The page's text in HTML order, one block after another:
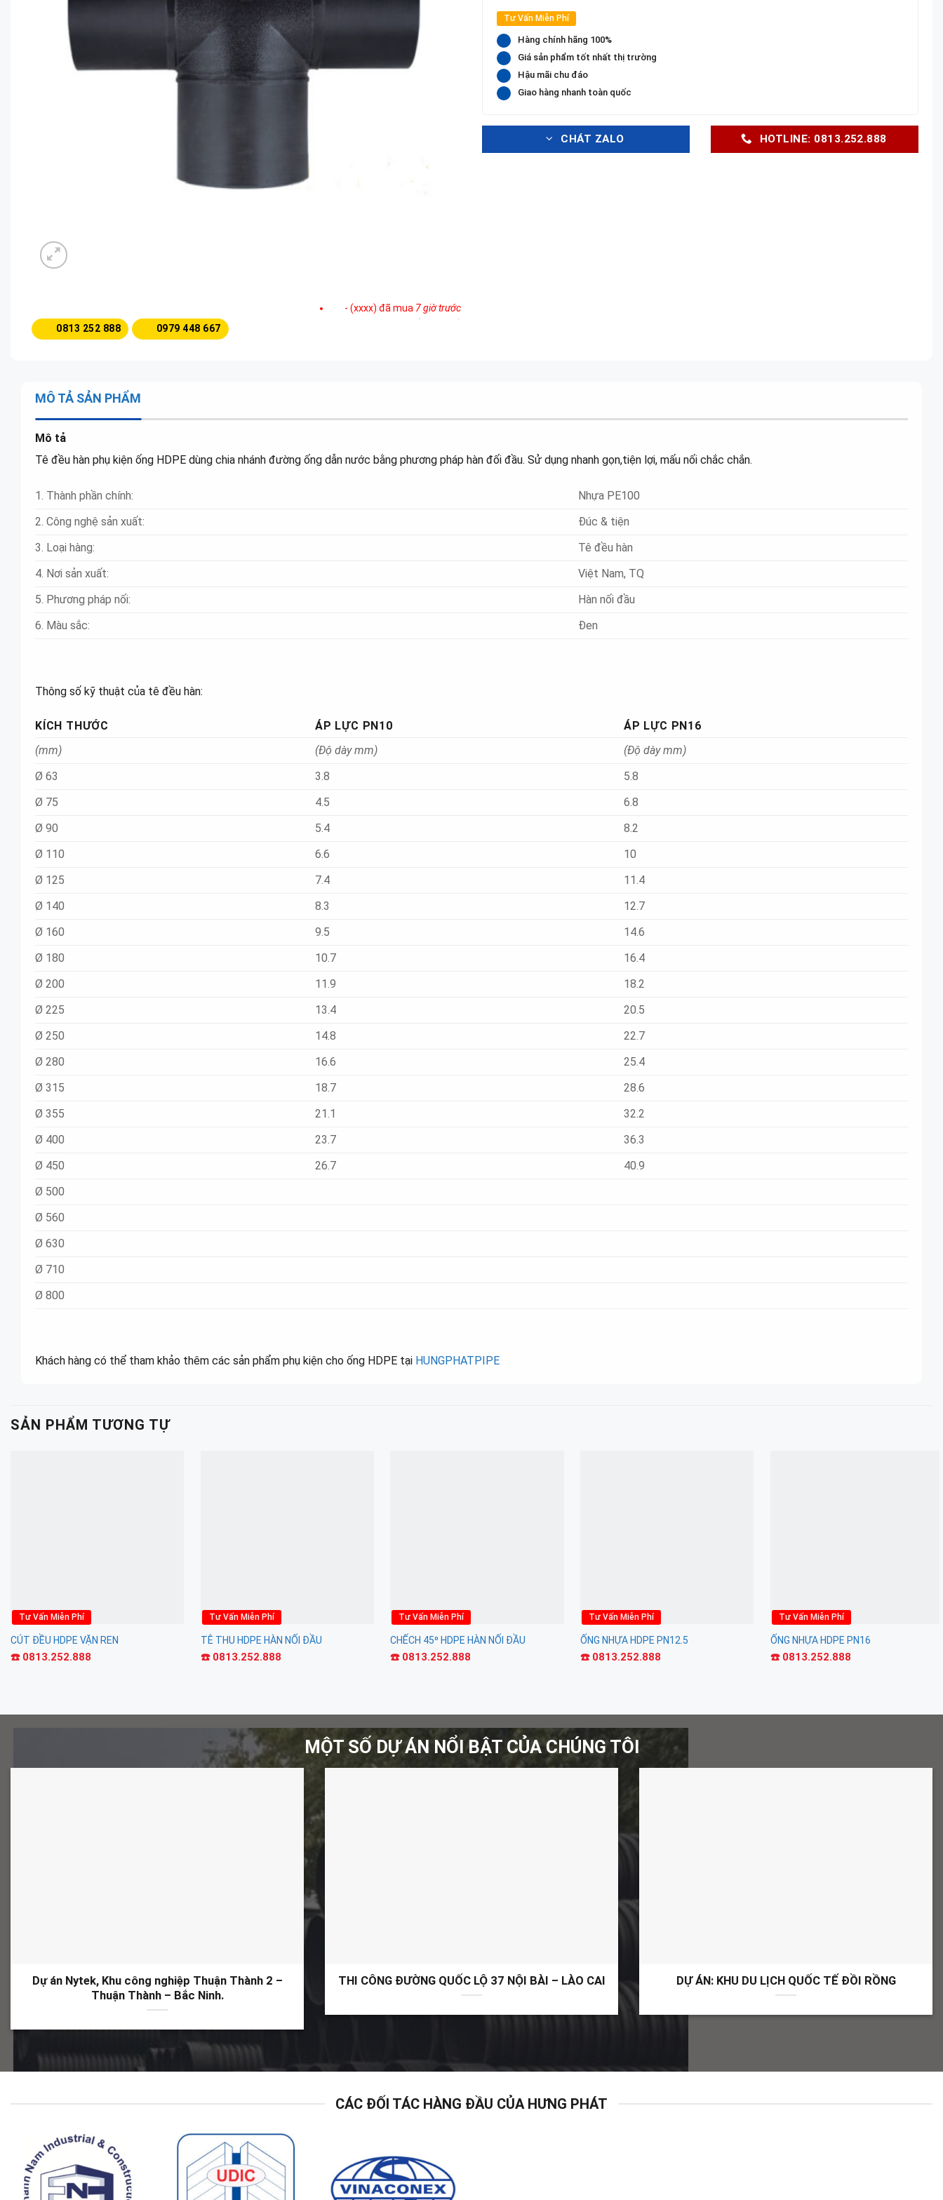
0813 252 888 0979 448 667
- (xxxx) đã mua 7 giờ trước
Tư Vấn Miễn Phí
Hàng chính hãng 100%
Giá sản phẩm tốt nhất thị trường
Hậu mãi chu đáo
Giao hàng nhanh toàn quốc
CHÁT ZALO HOTLINE: 0813.252.888
MÔ TẢ SẢN PHẨM
Mô tả
Tê đều hàn phụ kiện ống HDPE dùng chia nhánh đường ống dẫn nước bằng phương pháp hàn đối đầu. Sử dụng nhanh gọn,tiện lợi, mấu nối chắc chắn.
1. Thành phần chính:
Nhựa PE100
2. Công nghệ sản xuất:
Đúc & tiện
3. Loại hàng:
Tê đều hàn
4. Nơi sản xuất:
Việt Nam, TQ
5. Phương pháp nối:
Hàn nối đầu
6. Màu sắc:
Đen
Thông số kỹ thuật của tê đều hàn:
KÍCH THƯỚC ÁP LỰC PN10
ÁP LỰC PN16
(mm)
(Độ dày mm)
(Độ dày mm)
Ø 63
3.8
5.8
Ø 75
4.5
6.8
Ø 90
5.4
8.2
Ø 110
6.6
10
Ø 125
7.4
11.4
Ø 140
8.3
12.7
Ø 160
9.5
14.6
Ø 180
10.7
16.4
Ø 200
11.9
18.2
Ø 225
13.4
20.5
Ø 250
14.8
22.7
Ø 280
16.6
25.4
Ø 315
18.7
28.6
Ø 355
21.1
32.2
Ø 400
23.7
36.3
Ø 450
26.7
40.9
Ø 500
Ø 560
Ø 630
Ø 710
Ø 800
Khách hàng có thể tham khảo thêm các sản phẩm phụ kiện cho ống HDPE tại HUNGPHATPIPE
SẢN PHẨM TƯƠNG TỰ
Tư Vấn Miễn Phí
CÚT ĐỀU HDPE VẶN REN
☎️ 0813.252.888
Tư Vấn Miễn Phí
TÊ THU HDPE HÀN NỐI ĐẦU
☎️ 0813.252.888
Tư Vấn Miễn Phí
CHẾCH 45⁰ HDPE HÀN NỐI ĐẦU
☎️ 0813.252.888
Tư Vấn Miễn Phí
ỐNG NHỰA HDPE PN12.5
☎️ 0813.252.888
Tư Vấn Miễn Phí
ỐNG NHỰA HDPE PN16
☎️ 0813.252.888
MỘT SỐ DỰ ÁN NỔI BẬT CỦA CHÚNG TÔI
Dự án Nytek, Khu công nghiệp Thuận Thành 2 –
Thuận Thành – Bắc Ninh.
THI CÔNG ĐƯỜNG QUỐC LỘ 37 NỘI BÀI – LÀO CAI DỰ ÁN: KHU DU LỊCH QUỐC TẾ ĐỒI RỒNG
CÁC ĐỐI TÁC HÀNG ĐẦU CỦA HƯNG PHÁT